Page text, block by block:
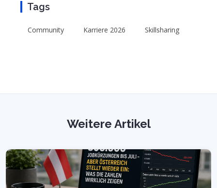
Tags
Community Karriere 2026 Skillsharing
Weitere Artikel